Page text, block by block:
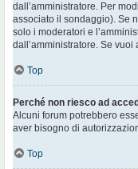
dall’amministratore. Per
associato il sondaggio). Se
solo i moderatori e
dall’amministratore. Se
Top
Perché non riesco ad
Alcuni forum potrebbero
aver bisogno di
Top